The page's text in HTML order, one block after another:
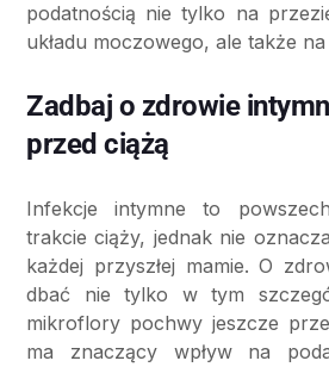
podatnością nie tylko na
układu moczowego, ale także
Zadbaj o zdrowie
przed ciążą
Infekcje intymne to
trakcie ciąży, jednak nie
każdej przyszłej mamie. O
dbać nie tylko w tym
mikroflory pochwy jeszcze
ma znaczący wpływ na